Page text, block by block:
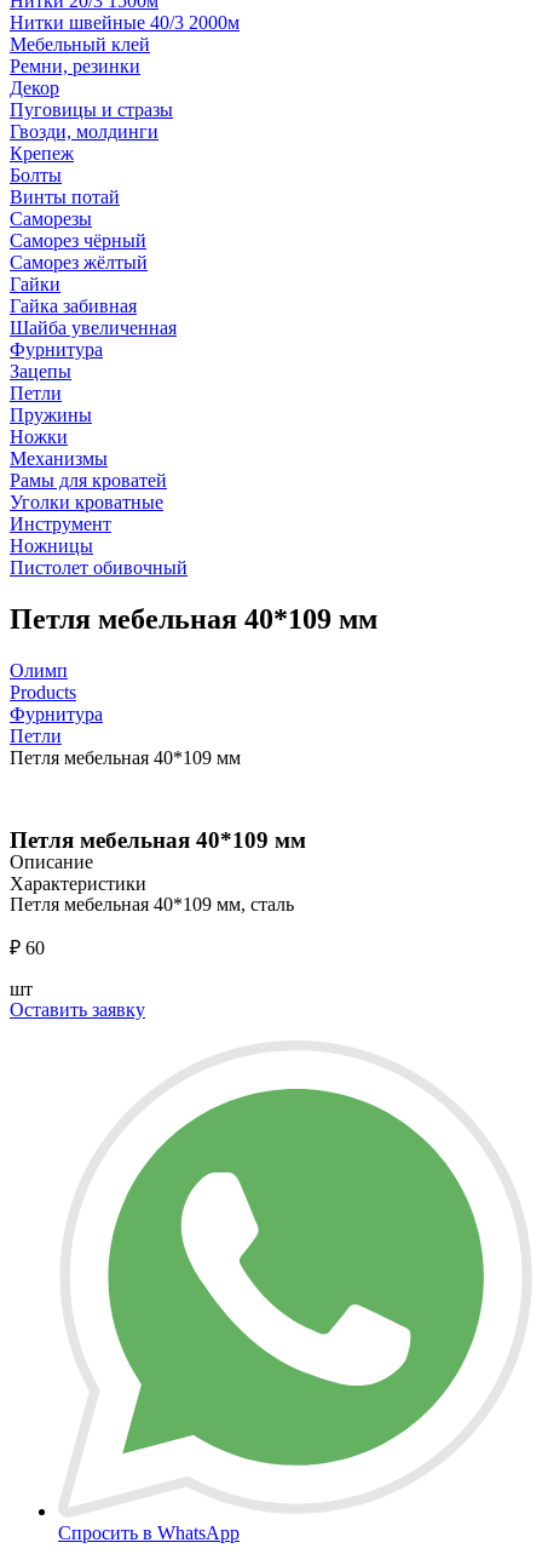
Нитки швейные 40/3 2000м
Мебельный клей
Ремни, резинки
Декор
Пуговицы и стразы
Гвозди, молдинги
Крепеж
Болты
Винты потай
Саморезы
Саморез чёрный
Саморез жёлтый
Гайки
Гайка забивная
Шайба увеличенная
Фурнитура
Зацепы
Петли
Пружины
Ножки
Механизмы
Рамы для кроватей
Уголки кроватные
Инструмент
Ножницы
Пистолет обивочный
Петля мебельная 40*109 мм
Олимп
Products
Фурнитура
Петли
Петля мебельная 40*109 мм
Петля мебельная 40*109 мм
Описание
Характеристики
Петля мебельная 40*109 мм, сталь
₽ 60
шт
Оставить заявку
Спросить в WhatsApp